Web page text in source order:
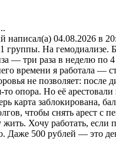
написал(а) 04.08.2026 в
группы. На гемодиализе.
— три раза в неделю по
времени я работала —
не позволяет: после
то опора. Но её
карта заблокирована,
чтобы снять арест
жить. Хочу работать,
Даже 500 рублей — это